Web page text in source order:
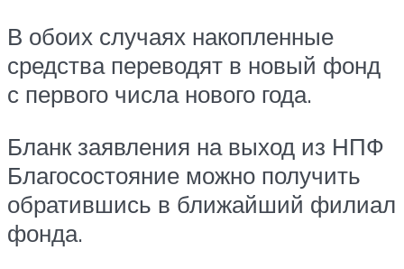
В обоих случаях накопленные
средства переводят в новый фонд
с первого числа нового года.
Бланк заявления на выход из НПФ
Благосостояние можно получить
обратившись в ближайший филиал
фонда.